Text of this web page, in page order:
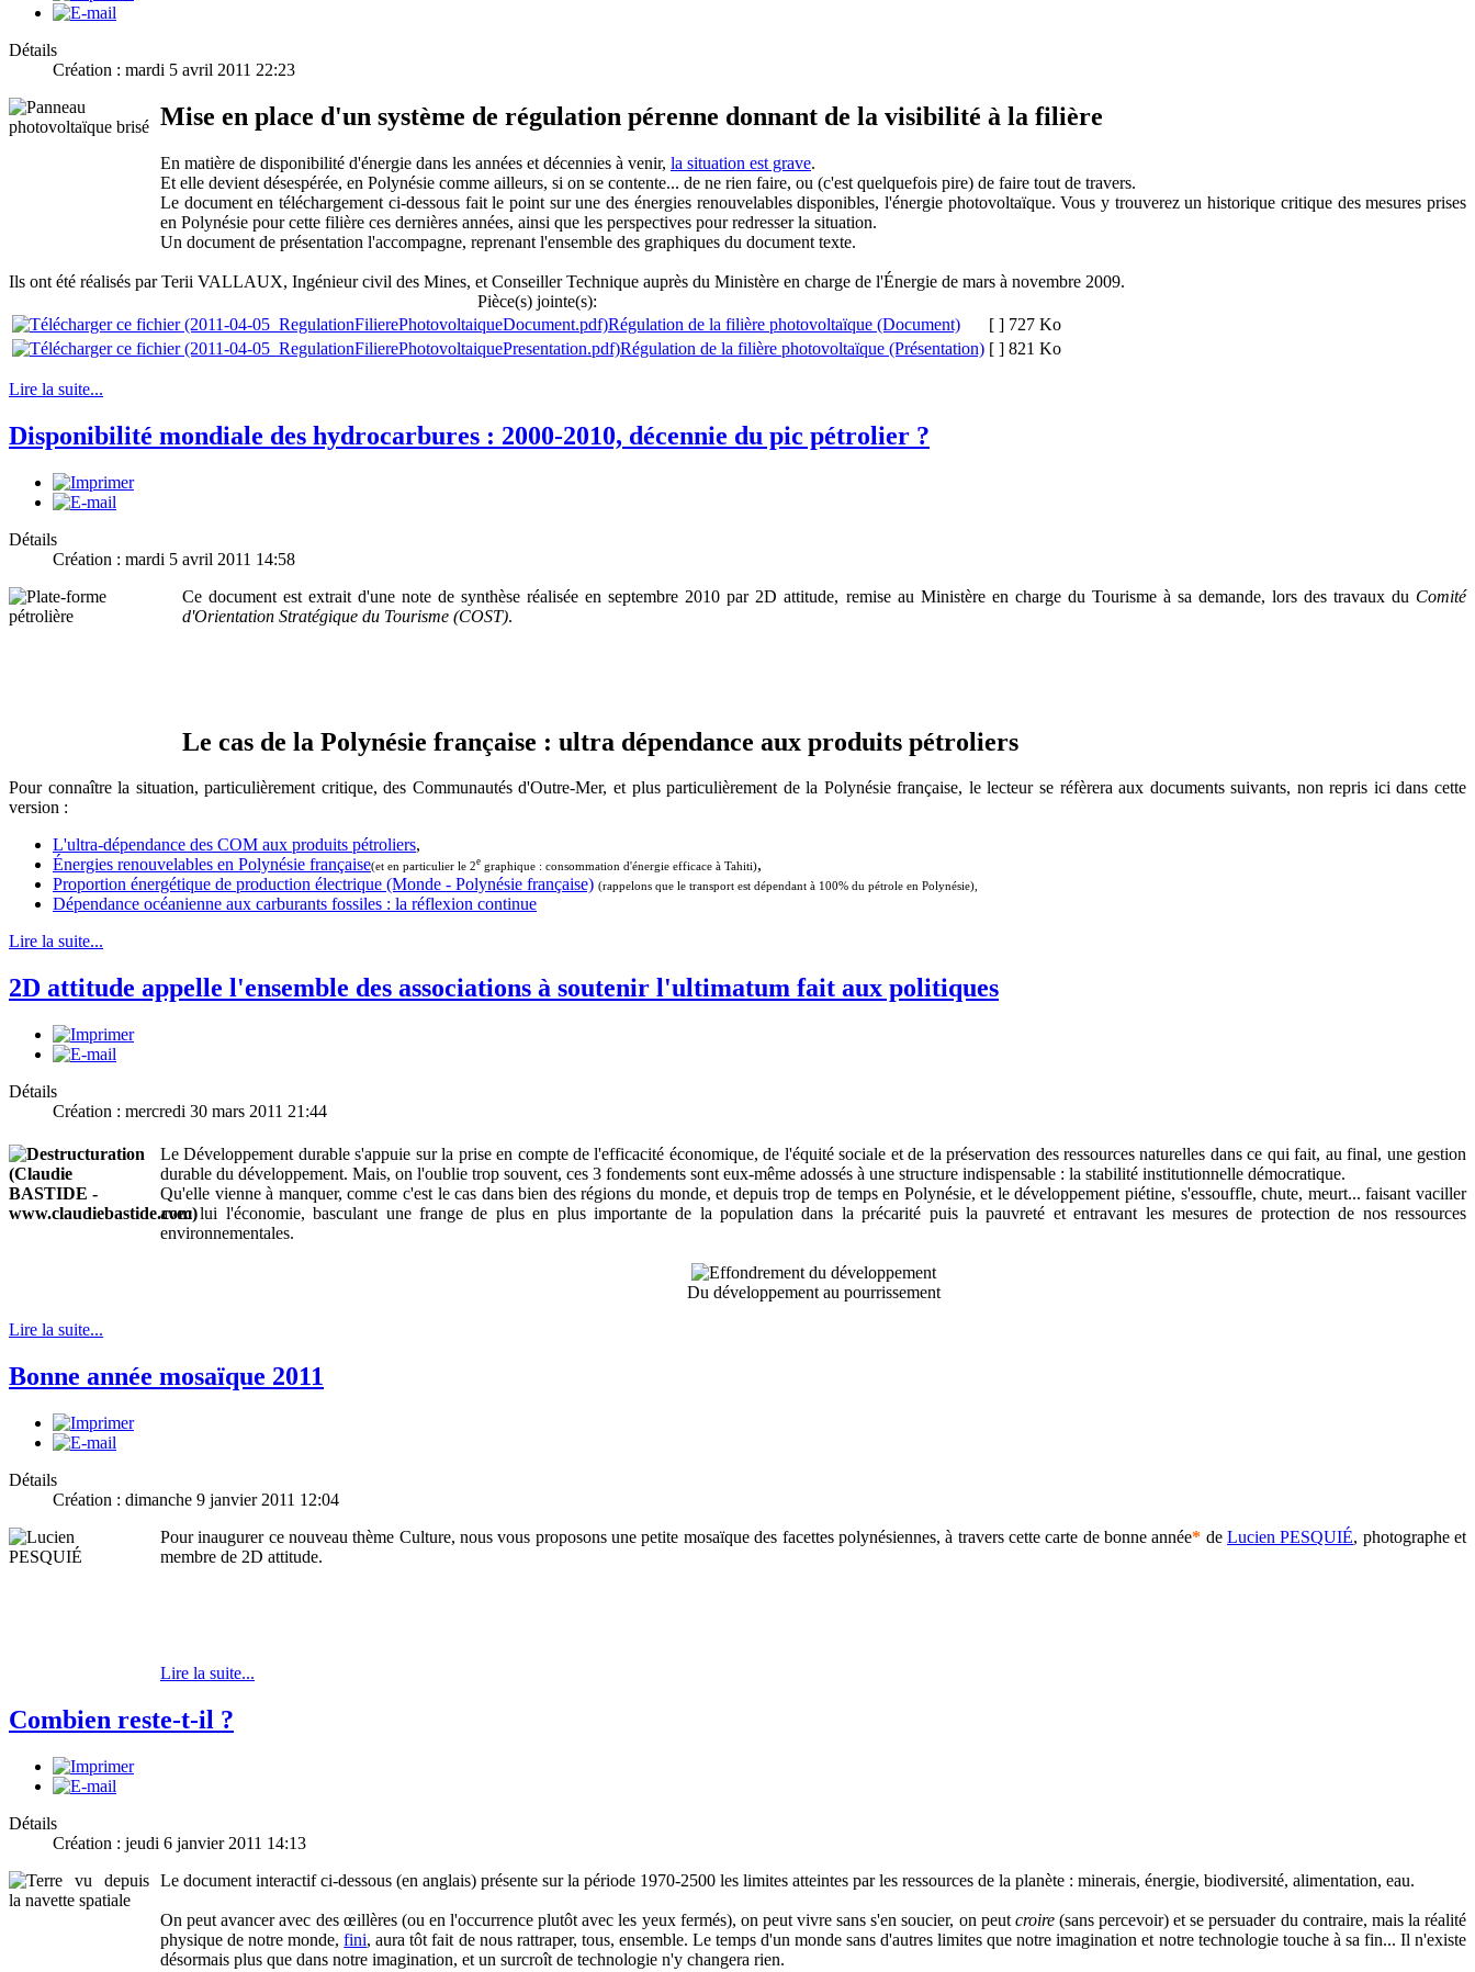
Détails
Création : mardi 5 avril 2011 22:23
Mise en place d'un système de régulation pérenne donnant de la visibilité à la filière
En matière de disponibilité d'énergie dans les années et décennies à venir, la situation est grave.
Et elle devient désespérée, en Polynésie comme ailleurs, si on se contente... de ne rien faire, ou (c'est quelquefois pire) de faire tout de travers.
Le document en téléchargement ci-dessous fait le point sur une des énergies renouvelables disponibles, l'énergie photovoltaïque. Vous y trouverez un historique critique des mesures prises
en Polynésie pour cette filière ces dernières années, ainsi que les perspectives pour redresser la situation.
Un document de présentation l'accompagne, reprenant l'ensemble des graphiques du document texte.
Ils ont été réalisés par Terii VALLAUX, Ingénieur civil des Mines, et Conseiller Technique auprès du Ministère en charge de l'Énergie de mars à novembre 2009.
Pièce(s) jointe(s):
Régulation de la filière photovoltaïque (Document)
[ ] 727 Ko
Régulation de la filière photovoltaïque (Présentation) [ ] 821 Ko
Lire la suite...
Disponibilité mondiale des hydrocarbures : 2000-2010, décennie du pic pétrolier ?
Détails
Création : mardi 5 avril 2011 14:58
Ce document est extrait d'une note de synthèse réalisée en septembre 2010 par 2D attitude, remise au Ministère en charge du Tourisme à sa demande, lors des travaux du Comité
d'Orientation Stratégique du Tourisme (COST).
Le cas de la Polynésie française : ultra dépendance aux produits pétroliers
Pour connaître la situation, particulièrement critique, des Communautés d'Outre-Mer, et plus particulièrement de la Polynésie française, le lecteur se réfèrera aux documents suivants, non repris ici dans cette
version :
L'ultra-dépendance des COM aux produits pétroliers,
Énergies renouvelables en Polynésie française(et en particulier le 2e graphique : consommation d'énergie efficace à Tahiti),
Proportion énergétique de production électrique (Monde - Polynésie française) (rappelons que le transport est dépendant à 100% du pétrole en Polynésie),
Dépendance océanienne aux carburants fossiles : la réflexion continue
Lire la suite...
2D attitude appelle l'ensemble des associations à soutenir l'ultimatum fait aux politiques
Détails
Création : mercredi 30 mars 2011 21:44
Le Développement durable s'appuie sur la prise en compte de l'efficacité économique, de l'équité sociale et de la préservation des ressources naturelles dans ce qui fait, au final, une gestion
durable du développement. Mais, on l'oublie trop souvent, ces 3 fondements sont eux-même adossés à une structure indispensable : la stabilité institutionnelle démocratique.
Qu'elle vienne à manquer, comme c'est le cas dans bien des régions du monde, et depuis trop de temps en Polynésie, et le développement piétine, s'essouffle, chute, meurt... faisant vaciller
avec lui l'économie, basculant une frange de plus en plus importante de la population dans la précarité puis la pauvreté et entravant les mesures de protection de nos ressources
environnementales.
Du développement au pourrissement
Lire la suite...
Bonne année mosaïque 2011
Détails
Création : dimanche 9 janvier 2011 12:04
Pour inaugurer ce nouveau thème Culture, nous vous proposons une petite mosaïque des facettes polynésiennes, à travers cette carte de bonne année* de Lucien PESQUIÉ, photographe et
membre de 2D attitude.
Lire la suite...
Combien reste-t-il ?
Détails
Création : jeudi 6 janvier 2011 14:13
Le document interactif ci-dessous (en anglais) présente sur la période 1970-2500 les limites atteintes par les ressources de la planète : minerais, énergie, biodiversité, alimentation, eau.
On peut avancer avec des œillères (ou en l'occurrence plutôt avec les yeux fermés), on peut vivre sans s'en soucier, on peut croire (sans percevoir) et se persuader du contraire, mais la réalité
physique de notre monde,fini, aura tôt fait de nous rattraper, tous, ensemble. Le temps d'un monde sans d'autres limites que notre imagination et notre technologie touche à sa fin... Il n'existe
désormais plus que dans notre imagination, et un surcroît de technologie n'y changera rien.